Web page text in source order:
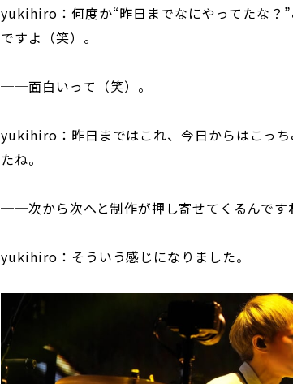
yukihiro：何度か“昨日までなにやってたな？
ですよ（笑）。
──面白いって（笑）。
yukihiro：昨日まではこれ、今日からはこっ
たね。
──次から次へと制作が押し寄せてくるんです
yukihiro：そういう感じになりました。